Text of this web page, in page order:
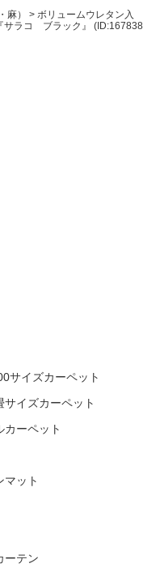
麻） > ボリュームウレタン入
サラコ ブラック』 (ID:167838
サイズカーペット
サイズカーペット
カーペット
マット
ーテン